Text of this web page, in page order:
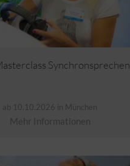
Synchronsprechen
ab 10.10.2026 in München
Mehr Informationen